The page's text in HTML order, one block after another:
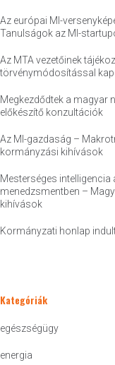
Az európai MI-
Tanulságok az MI-
Az MTA vezetőinek
törvénymódosítással
Megkezdődtek a magyar
előkészítő konzultációk
Az MI-gazdaság –
kormányzási kihívások
Mesterséges intelligencia
menedzsmentben –
kihívások
Kormányzati honlap
Kategóriák
egészségügy
energia